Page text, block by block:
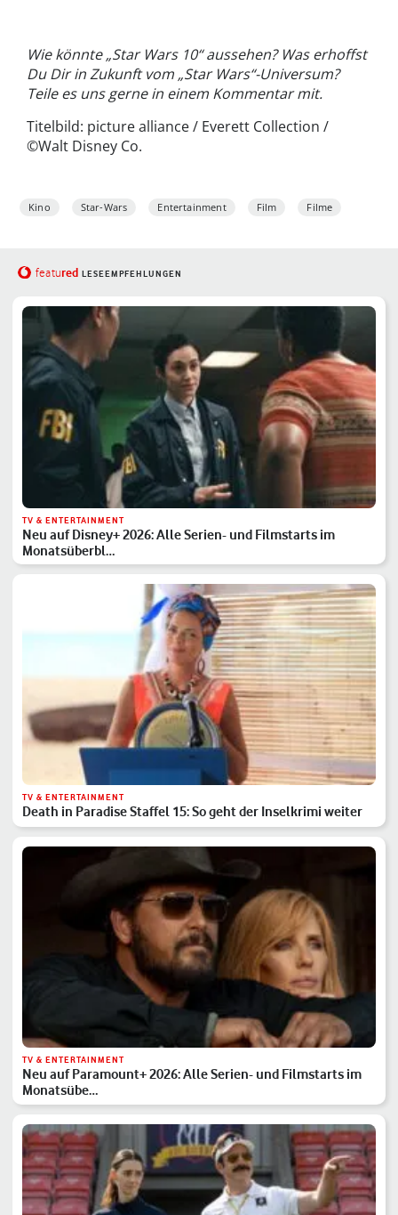
Wie könnte „Star Wars 10“ aussehen? Was erhoffst
Du Dir in Zukunft vom „Star Wars“-Universum?
Teile es uns gerne in einem Kommentar mit.
Titelbild: picture alliance / Everett Collection /
©Walt Disney Co.
Kino Star-Wars Entertainment Film Filme
featured LESEEMPFEHLUNGEN
TV & ENTERTAINMENT
Neu auf Disney+ 2026: Alle Serien- und Filmstarts im
Monatsüberbl…
TV & ENTERTAINMENT
Death in Paradise Staffel 15: So geht der Inselkrimi weiter
TV & ENTERTAINMENT
Neu auf Paramount+ 2026: Alle Serien- und Filmstarts im
Monatsübe…